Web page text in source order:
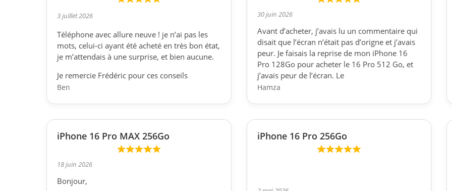
3 juillet 2026
Téléphone avec allure neuve ! je n’ai pas les
mots, celui-ci ayant été acheté en très bon état,
je m’attendais à une surprise, et bien aucune.
Je remercie Frédéric pour ces conseils
Ben
30 juin 2026
Avant d’acheter, j’avais lu un commentaire qui
disait que l’écran n’était pas d’origne et j’avais
peur. Je faisais la reprise de mon iPhone 16
Pro 128Go pour acheter le 16 Pro 512 Go, et
j’avais peur de l’écran. Le
Hamza
iPhone 16 Pro MAX 256Go
18 juin 2026
Bonjour,
iPhone 16 Pro 256Go